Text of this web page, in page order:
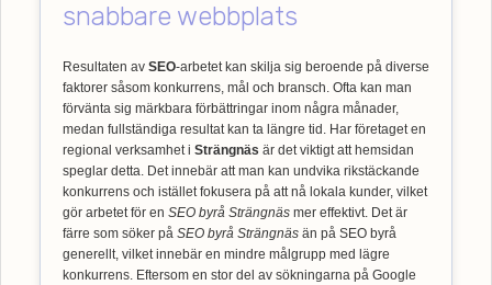
snabbare webbplats
Resultaten av SEO-arbetet kan skilja sig beroende på diverse
faktorer såsom konkurrens, mål och bransch. Ofta kan man
förvänta sig märkbara förbättringar inom några månader,
medan fullständiga resultat kan ta längre tid. Har företaget en
regional verksamhet i Strängnäs är det viktigt att hemsidan
speglar detta. Det innebär att man kan undvika rikstäckande
konkurrens och istället fokusera på att nå lokala kunder, vilket
gör arbetet för en SEO byrå Strängnäs mer effektivt. Det är
färre som söker på SEO byrå Strängnäs än på SEO byrå
generellt, vilket innebär en mindre målgrupp med lägre
konkurrens. Eftersom en stor del av sökningarna på Google